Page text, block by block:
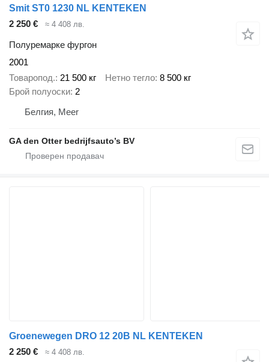
Smit ST0 1230 NL KENTEKEN
2 250 €
≈ 4 408 лв.
Полуремарке фургон
2001
Товаропод. 21 500 кг Нетно тегло 8 500 кг
Брой полуоски 2
Белгия, Meer
GA den Otter bedrijfsauto’s BV
Groenewegen DRO 12 20B NL KENTEKEN
2 250 €
≈ 4 408 лв.